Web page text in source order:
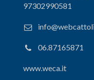
97302990581
06.87165871
www.weca.it